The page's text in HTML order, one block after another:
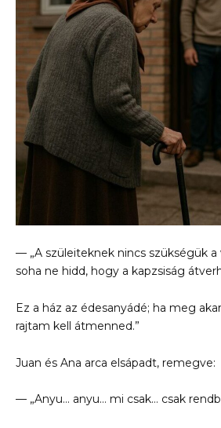
— „A szüleiteknek nincs szükségük a
soha ne hidd, hogy a kapzsiság
Ez a ház az édesanyádé; ha meg
rajtam kell átmenned.”
Juan és Ana arca elsápadt, remegve:
— „Anyu… anyu… mi csak… csak